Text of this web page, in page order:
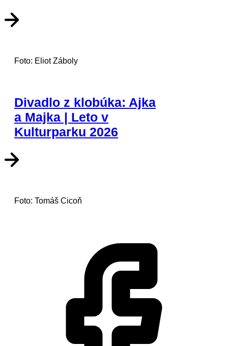
Foto: Eliot Záboly
Divadlo z klobúka: Ajka
a Majka | Leto v
Kulturparku 2026
Foto: Tomáš Cicoň